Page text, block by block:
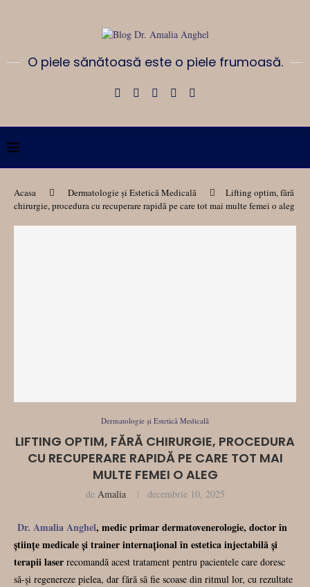
O piele sănătoasă este o piele frumoasă.
Acasa Dermatologie și Estetică Medicală
Lifting optim, fără
chirurgie, procedura cu recuperare rapidă pe care tot mai multe femei o aleg
Dermatologie și Estetică Medicală
LIFTING OPTIM, FĂRĂ CHIRURGIE, PROCEDURA
CU RECUPERARE RAPIDĂ PE CARE TOT MAI
MULTE FEMEI O ALEG
de Amalia decembrie 10, 2025
Dr. Amalia Anghel, medic primar dermatovenerologie, doctor în
științe medicale și trainer internațional în estetica injectabilă și
terapii laser recomandă acest tratament pentru pacientele care doresc
să-și regenereze pielea, dar fără să fie scoase din ritmul lor, cu rezultate